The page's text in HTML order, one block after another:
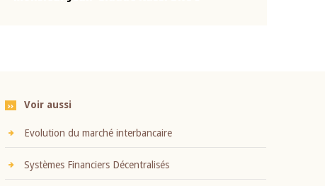
Voir aussi
Evolution du marché interbancaire
Systèmes Financiers Décentralisés